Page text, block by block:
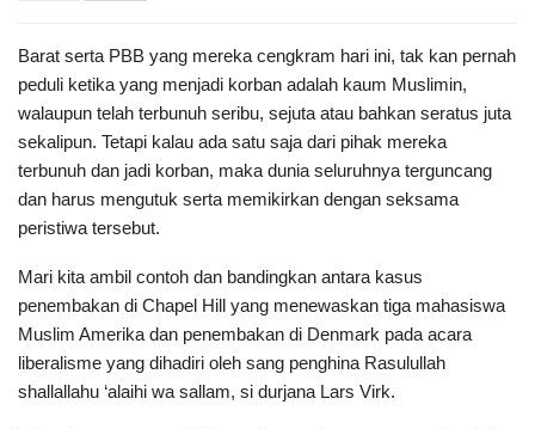
Barat serta PBB yang mereka cengkram hari ini, tak kan pernah
peduli ketika yang menjadi korban adalah kaum Muslimin,
walaupun telah terbunuh seribu, sejuta atau bahkan seratus juta
sekalipun. Tetapi kalau ada satu saja dari pihak mereka
terbunuh dan jadi korban, maka dunia seluruhnya terguncang
dan harus mengutuk serta memikirkan dengan seksama
peristiwa tersebut.
Mari kita ambil contoh dan bandingkan antara kasus
penembakan di Chapel Hill yang menewaskan tiga mahasiswa
Muslim Amerika dan penembakan di Denmark pada acara
liberalisme yang dihadiri oleh sang penghina Rasulullah
shallallahu ‘alaihi wa sallam, si durjana Lars Virk.